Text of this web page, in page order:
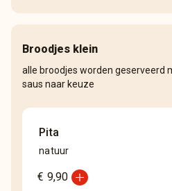
Broodjes klein
alle broodjes worden geserveerd
saus naar keuze
Pita
natuur
€ 9,90 add_circle